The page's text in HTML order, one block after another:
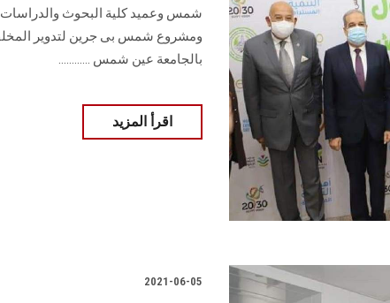
شمس وعميد كلية البحوث والدراسات
ومشروع شمس بى جرين لتدوير
بالجامعة عين شمس ............
اقرأ المزيد
2021-06-05